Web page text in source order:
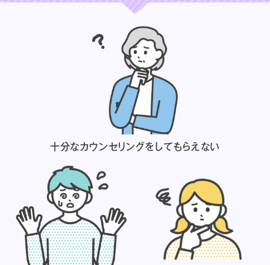
十分なカウンセリングをしてもらえない